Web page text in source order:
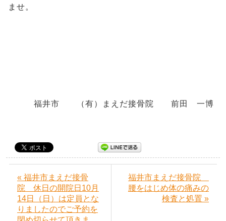
ませ。
福井市 （有）まえだ接骨院 前田 一博
« 福井市まえだ接骨
院 休日の開院日10月
14日（日）は定員とな
りましたのでご予約を
福井市まえだ接骨院
腰をはじめ体の痛みの
検査と処置 »